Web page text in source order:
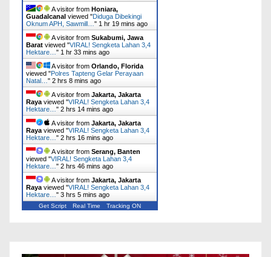
A visitor from Honiara,
Guadalcanal viewed "Diduga Dibekingi
Oknum APH, Sawmill… " 1 hr 19 mins ago
A visitor from Sukabumi, Jawa
Barat viewed "VIRAL! Sengketa Lahan 3,4
Hektare… " 1 hr 33 mins ago
A visitor from Orlando, Florida
viewed "Polres Tapteng Gelar Perayaan
Natal… " 2 hrs 8 mins ago
A visitor from Jakarta, Jakarta
Raya viewed "VIRAL! Sengketa Lahan 3,4
Hektare… " 2 hrs 14 mins ago
A visitor from Jakarta, Jakarta
Raya viewed "VIRAL! Sengketa Lahan 3,4
Hektare… " 2 hrs 16 mins ago
A visitor from Serang, Banten
viewed "VIRAL! Sengketa Lahan 3,4
Hektare… " 2 hrs 46 mins ago
A visitor from Jakarta, Jakarta
Raya viewed "VIRAL! Sengketa Lahan 3,4
Hektare… " 3 hrs 5 mins ago
Get Script Real Time Tracking ON